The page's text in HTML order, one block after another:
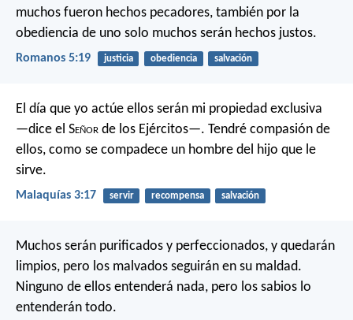
muchos fueron hechos pecadores, también por la
obediencia de uno solo muchos serán hechos justos.
Romanos 5:19 justicia obediencia salvación
El día que yo actúe ellos serán mi propiedad exclusiva
—dice el Señor de los Ejércitos—. Tendré compasión de
ellos, como se compadece un hombre del hijo que le
sirve.
Malaquías 3:17 servir recompensa salvación
Muchos serán purificados y perfeccionados, y quedarán
limpios, pero los malvados seguirán en su maldad.
Ninguno de ellos entenderá nada, pero los sabios lo
entenderán todo.